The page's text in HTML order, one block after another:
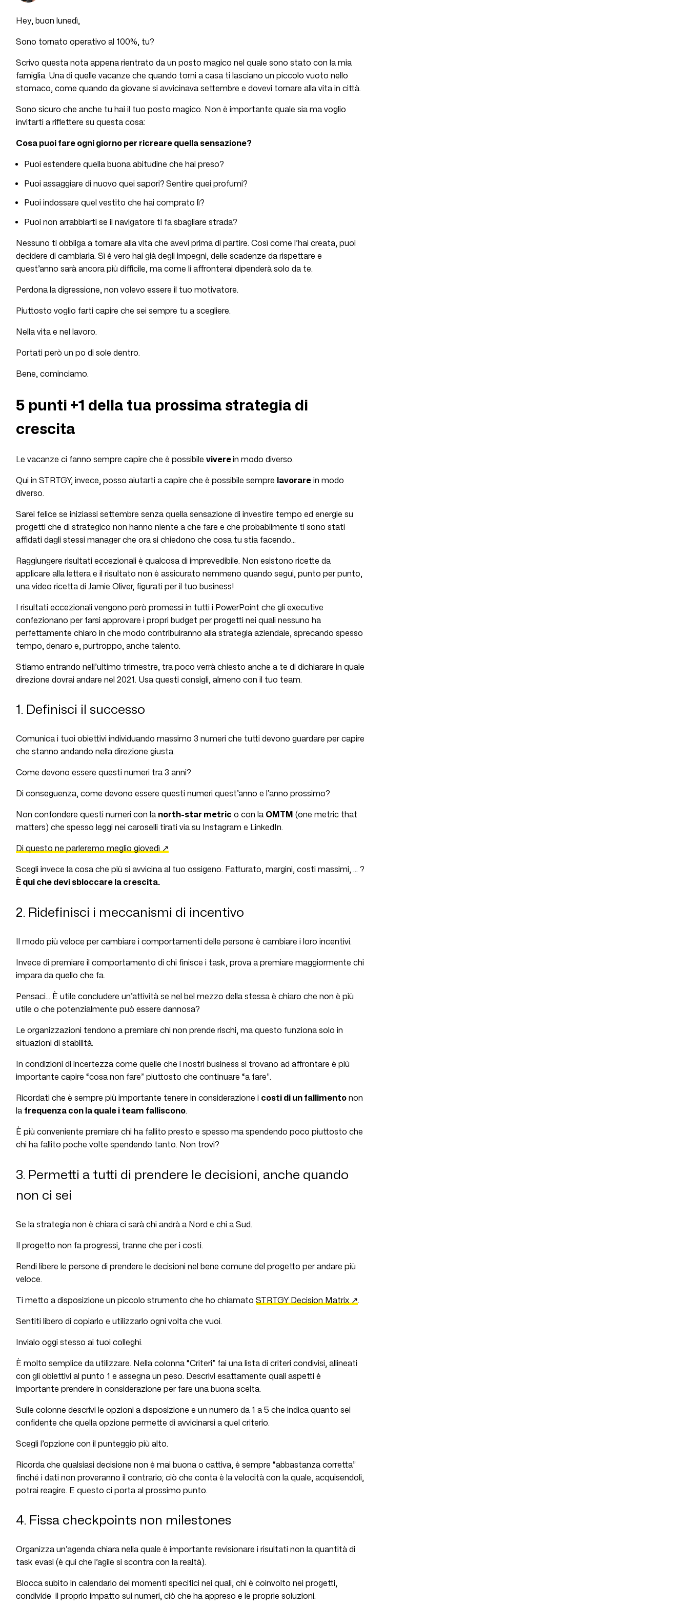
Hey, buon lunedì,
Sono tornato operativo al 100%, tu?
Scrivo questa nota appena rientrato da un posto magico nel quale sono stato con la mia
famiglia. Una di quelle vacanze che quando torni a casa ti lasciano un piccolo vuoto nello
stomaco, come quando da giovane si avvicinava settembre e dovevi tornare alla vita in città.
Sono sicuro che anche tu hai il tuo posto magico. Non è importante quale sia ma voglio
invitarti a riflettere su questa cosa:
Cosa puoi fare ogni giorno per ricreare quella sensazione?
Puoi estendere quella buona abitudine che hai preso?
Puoi assaggiare di nuovo quei sapori? Sentire quei profumi?
Puoi indossare quel vestito che hai comprato lì?
Puoi non arrabbiarti se il navigatore ti fa sbagliare strada?
Nessuno ti obbliga a tornare alla vita che avevi prima di partire. Così come l’hai creata, puoi
decidere di cambiarla. Sì è vero hai già degli impegni, delle scadenze da rispettare e
quest’anno sarà ancora più difficile, ma come li affronterai dipenderà solo da te.
Perdona la digressione, non volevo essere il tuo motivatore.
Piuttosto voglio farti capire che sei sempre tu a scegliere.
Nella vita e nel lavoro.
Portati però un po di sole dentro.
Bene, cominciamo.
5 punti +1 della tua prossima strategia di
crescita
Le vacanze ci fanno sempre capire che è possibile viverein modo diverso.
Qui in STRTGY, invece, posso aiutarti a capire che è possibile sempre lavorare in modo
diverso.
Sarei felice se iniziassi settembre senza quella sensazione di investire tempo ed energie su
progetti che di strategico non hanno niente a che fare e che probabilmente ti sono stati
affidati dagli stessi manager che ora si chiedono che cosa tu stia facendo…
Raggiungere risultati eccezionali è qualcosa di imprevedibile. Non esistono ricette da
applicare alla lettera e il risultato non è assicurato nemmeno quando segui, punto per punto,
una video ricetta di Jamie Oliver, figurati per il tuo business!
I risultati eccezionali vengono però promessi in tutti i PowerPoint che gli executive
confezionano per farsi approvare i propri budget per progetti nei quali nessuno ha
perfettamente chiaro in che modo contribuiranno alla strategia aziendale, sprecando spesso
tempo, denaro e, purtroppo, anche talento.
Stiamo entrando nell’ultimo trimestre, tra poco verrà chiesto anche a te di dichiarare in quale
direzione dovrai andare nel 2021. Usa questi consigli, almeno con il tuo team.
1. Definisci il successo
Comunica i tuoi obiettivi individuando massimo 3 numeri che tutti devono guardare per capire
che stanno andando nella direzione giusta.
Come devono essere questi numeri tra 3 anni?
Di conseguenza, come devono essere questi numeri quest’anno e l’anno prossimo?
Non confondere questi numeri con la north-star metric o con la OMTM (one metric that
matters) che spesso leggi nei caroselli tirati via su Instagram e LinkedIn.
Di questo ne parleremo meglio giovedì ↗
Scegli invece la cosa che più si avvicina al tuo ossigeno. Fatturato, margini, costi massimi, … ?
È qui che devi sbloccare la crescita.
2. Ridefinisci i meccanismi di incentivo
Il modo più veloce per cambiare i comportamenti delle persone è cambiare i loro incentivi.
Invece di premiare il comportamento di chi finisce i task, prova a premiare maggiormente chi
impara da quello che fa.
Pensaci… È utile concludere un’attività se nel bel mezzo della stessa è chiaro che non è più
utile o che potenzialmente può essere dannosa?
Le organizzazioni tendono a premiare chi non prende rischi, ma questo funziona solo in
situazioni di stabilità.
In condizioni di incertezza come quelle che i nostri business si trovano ad affrontare è più
importante capire “cosa non fare” piuttosto che continuare “a fare”.
Ricordati che è sempre più importante tenere in considerazione i costi di un fallimento non
la frequenza con la quale i team falliscono.
È più conveniente premiare chi ha fallito presto e spesso ma spendendo poco piuttosto che
chi ha fallito poche volte spendendo tanto. Non trovi?
3. Permetti a tutti di prendere le decisioni, anche quando
non ci sei
Se la strategia non è chiara ci sarà chi andrà a Nord e chi a Sud.
Il progetto non fa progressi, tranne che per i costi.
Rendi libere le persone di prendere le decisioni nel bene comune del progetto per andare più
veloce.
Ti metto a disposizione un piccolo strumento che ho chiamato STRTGY Decision Matrix ↗.
Sentiti libero di copiarlo e utilizzarlo ogni volta che vuoi.
Invialo oggi stesso ai tuoi colleghi.
È molto semplice da utilizzare. Nella colonna “Criteri” fai una lista di criteri condivisi, allineati
con gli obiettivi al punto 1 e assegna un peso. Descrivi esattamente quali aspetti è
importante prendere in considerazione per fare una buona scelta.
Sulle colonne descrivi le opzioni a disposizione e un numero da 1 a 5 che indica quanto sei
confidente che quella opzione permette di avvicinarsi a quel criterio.
Scegli l’opzione con il punteggio più alto.
Ricorda che qualsiasi decisione non è mai buona o cattiva, è sempre “abbastanza corretta”
finché i dati non proveranno il contrario; ciò che conta è la velocità con la quale, acquisendoli,
potrai reagire. E questo ci porta al prossimo punto.
4. Fissa checkpoints non milestones
Organizza un’agenda chiara nella quale è importante revisionare i risultati non la quantità di
task evasi (è qui che l’agile si scontra con la realtà).
Blocca subito in calendario dei momenti specifici nei quali, chi è coinvolto nei progetti,
condivide il proprio impatto sui numeri, ciò che ha appreso e le proprie soluzioni.